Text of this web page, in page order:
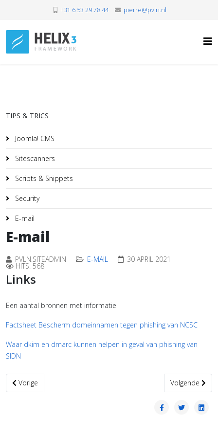
+31 6 53 29 78 44 pierre@pvln.nl
TIPS & TRICS
Joomla! CMS
Sitescanners
Scripts & Snippets
Security
E-mail
E-mail
PVLN.SITEADMIN E-MAIL 30 APRIL 2021
HITS: 568
Links
Een aantal bronnen met informatie
Factsheet Bescherm domeinnamen tegen phishing van NCSC
Waar dkim en dmarc kunnen helpen in geval van phishing van
SIDN
Vorig artikel: Algemene tools
Vorige Volgende
Volgende